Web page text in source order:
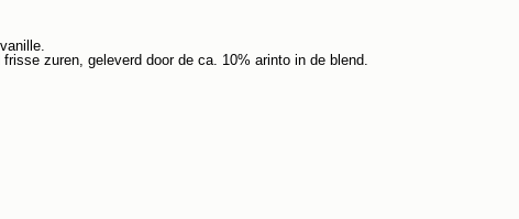
zuren, geleverd door de ca. 10% arinto in de blend.